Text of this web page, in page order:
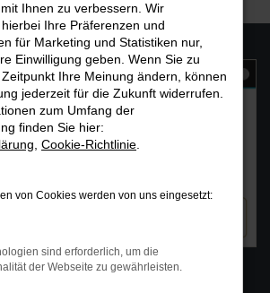
WhatsAPP
Ihnen zu verbessern. Wir
Ihre Präferenzen und
für Marketing und Statistiken nur,
Einwilligung geben. Wenn Sie zu
Ihre Meinung ändern, können
jederzeit für die Zukunft widerrufen.
zum Umfang der
finden Sie hier:
Cookie-Richtlinie
von Cookies werden von uns eingesetzt:
sind erforderlich, um die
der Webseite zu gewährleisten.